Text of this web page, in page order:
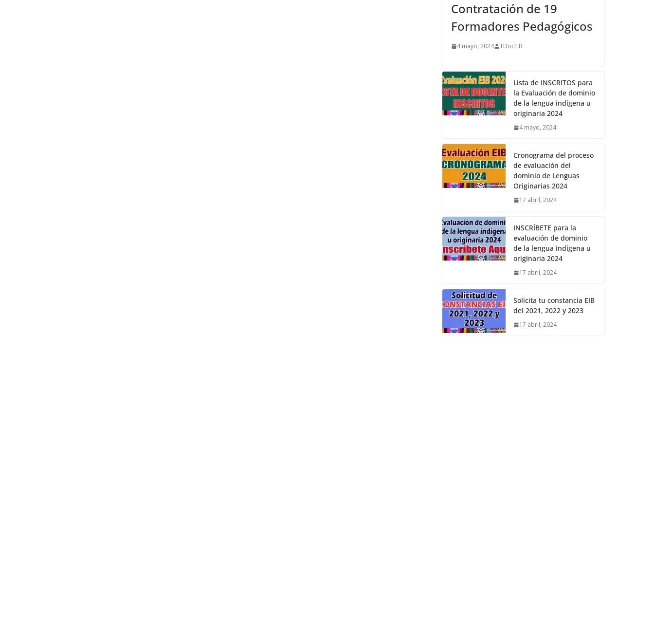
Contratación de 19
Formadores Pedagógicos
4 mayo, 2024 TDocEIB
Lista de INSCRITOS para
la Evaluación de dominio
de la lengua indígena u
originaria 2024
4 mayo, 2024
Cronograma del proceso
de evaluación del
dominio de Lenguas
Originarias 2024
17 abril, 2024
INSCRÍBETE para la
evaluación de dominio
de la lengua indígena u
originaria 2024
17 abril, 2024
Solicita tu constancia EIB
del 2021, 2022 y 2023
17 abril, 2024